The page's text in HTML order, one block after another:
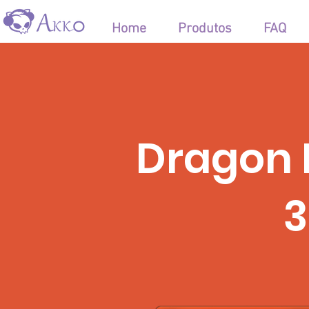
Home Produtos FAQ
Dragon